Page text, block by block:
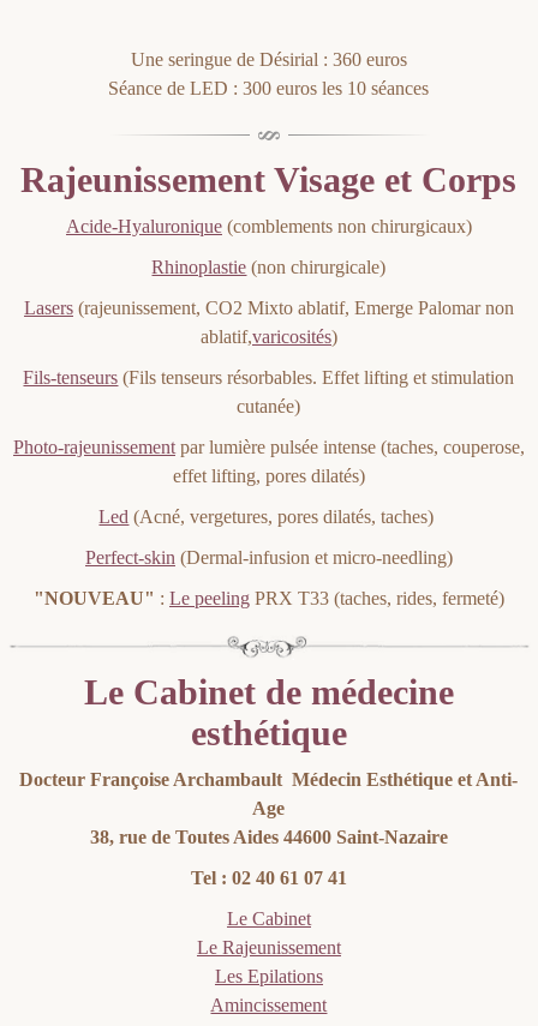
Une seringue de Désirial : 360 euros
Séance de LED : 300 euros les 10 séances
Rajeunissement Visage et Corps
Acide-Hyaluronique(comblements non chirurgicaux)
Rhinoplastie (non chirurgicale)
Lasers(rajeunissement, CO2 Mixto ablatif, Emerge Palomar non
ablatif,varicosités)
Fils-tenseurs (Fils tenseurs résorbables. Effet lifting et stimulation
cutanée)
Photo-rajeunissementpar lumière pulsée intense (taches, couperose,
effet lifting, pores dilatés)
Led (Acné, vergetures, pores dilatés, taches)
Perfect-skin (Dermal-infusion et micro-needling)
"NOUVEAU" : Le peelingPRX T33 (taches, rides, fermeté)
Le Cabinet de médecine
esthétique
Docteur Françoise Archambault Médecin Esthétique et Anti-
Age
38, rue de Toutes Aides 44600 Saint-Nazaire
Tel : 02 40 61 07 41
Le Cabinet
Le Rajeunissement
Les Epilations
Amincissement